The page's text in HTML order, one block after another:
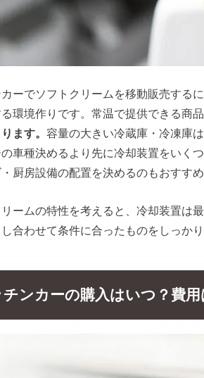
ーでソフトクリームを移動販売する
環境作りです。常温で提供できる商品
ます。 容量の大きい冷蔵庫・冷凍庫
車種決めるより先に冷却装置をいく
厨房設備の配置を決めるのもおすすめ
ームの特性を考えると、冷却装置は
合わせて条件に合ったものをしっかり
チンカーの購入はいつ？費